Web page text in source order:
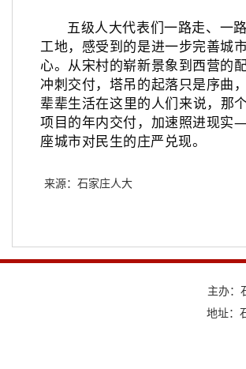
五级人大代表们一路走、一
工地，感受到的是进一步完善城
心。从宋村的崭新景象到西营的
冲刺交付，塔吊的起落只是序曲
辈辈生活在这里的人们来说，那
项目的年内交付，加速照进现
座城市对民生的庄严兑现。
来源：石家庄人大
主办：
地址：